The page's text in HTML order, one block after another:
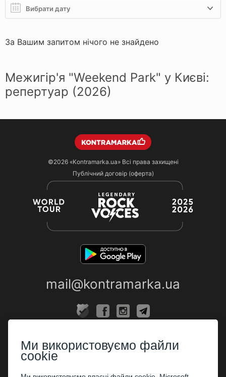
За Вашим запитом нічого не знайдено
Межигір'я "Weekend Park" у Києві:
репертуар (2026)
©2026 «Kontramarka.ua»Всі права захищені
Публічний договір (оферта)
mail@kontramarka.ua
Каси
Ми використовуємо файли
cookie